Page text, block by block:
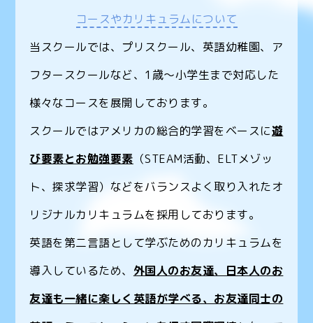
コースやカリキュラムについて
当スクールでは、プリスクール、英語幼稚園、ア
フタースクールなど、1歳〜小学生まで対応した
様々なコースを展開しております。
スクールではアメリカの総合的学習をベースに遊
び要素とお勉強要素 （STEAM活動、ELTメゾッ
ト、探求学習）などをバランスよく取り入れたオ
リジナルカリキュラムを採用しております。
英語を第二言語として学ぶためのカリキュラムを
導入しているため、 外国人のお友達、日本人のお
友達も一緒に楽しく英語が学べる、お友達同士の